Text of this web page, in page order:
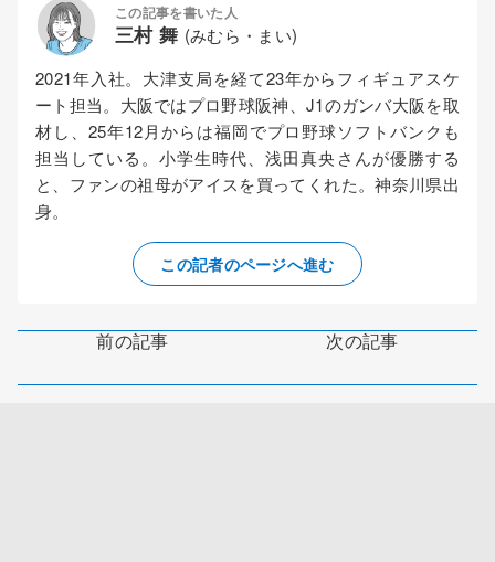
この記事を書いた人
三村 舞 (みむら・まい)
2021年入社。大津支局を経て23年からフィギュアスケ
ート担当。大阪ではプロ野球阪神、J1のガンバ大阪を取
材し、25年12月からは福岡でプロ野球ソフトバンクも
担当している。小学生時代、浅田真央さんが優勝する
と、ファンの祖母がアイスを買ってくれた。神奈川県出
身。
この記者のページへ進む
前の記事 次の記事